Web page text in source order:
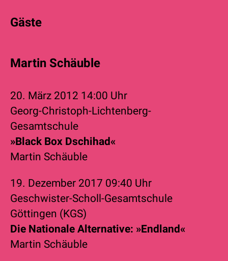
Gäste
Martin Schäuble
20. März 2012 14:00 Uhr
Georg-Christoph-Lichtenberg-
Gesamtschule
»Black Box Dschihad«
Martin Schäuble
19. Dezember 2017 09:40 Uhr
Geschwister-Scholl-Gesamtschule
Göttingen (KGS)
Die Nationale Alternative: »Endland«
Martin Schäuble